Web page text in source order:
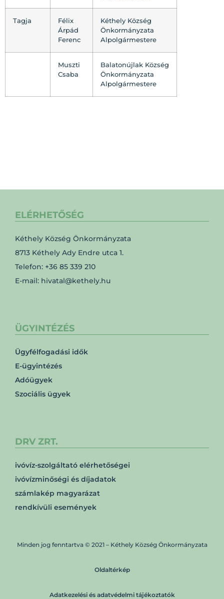
Tagja
Félix
Árpád
Ferenc
Kéthely Község
Önkormányzata
Alpolgármestere
Muszti
Csaba
Balatonújlak Község
Önkormányzata
Alpolgármestere
ELÉRHETŐSÉG
Kéthely Község Önkormányzata
8713 Kéthely Ady Endre utca 1.
Telefon: +36 85 339 210
E-mail: hivatal@kethely.hu
ÜGYINTÉZÉS
Ügyfélfogadási idők
E-ügyintézés
Adóügyek
Szociális ügyek
DRV ZRT.
ivóvíz-szolgáltató elérhetőségei
ivóvízminőségi és díjadatok
számlakép magyarázat
rendkívüli események
Minden jog fenntartva © 2021 – Kéthely Község Önkormányzata
Oldaltérkép
Adatkezelési és adatvédelmi tájékoztatók